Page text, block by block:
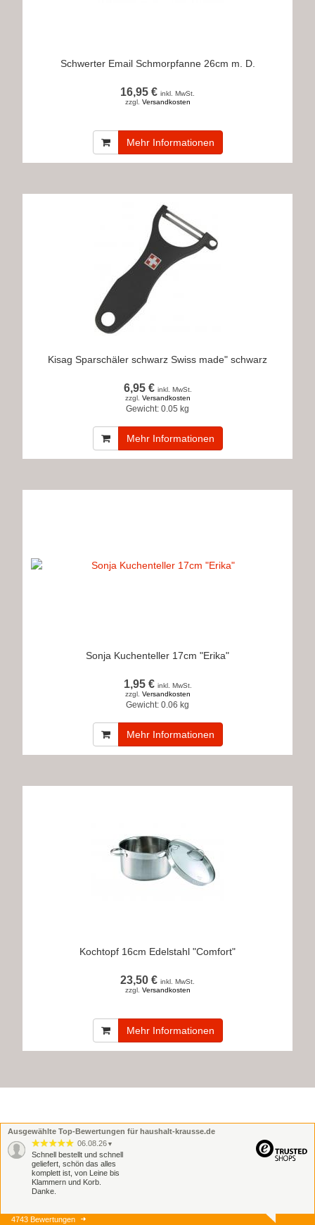
Schwerter Email Schmorpfanne 26cm m. D.
16,95 € inkl. MwSt.
zzgl. Versandkosten
Mehr Informationen
Kisag Sparschäler schwarz Swiss made" schwarz
6,95 € inkl. MwSt.
zzgl. Versandkosten
Gewicht: 0.05 kg
Mehr Informationen
Sonja Kuchenteller 17cm "Erika"
1,95 € inkl. MwSt.
zzgl. Versandkosten
Gewicht: 0.06 kg
Mehr Informationen
Kochtopf 16cm Edelstahl "Comfort"
23,50 € inkl. MwSt.
zzgl. Versandkosten
Mehr Informationen
Ausgewählte Top-Bewertungen für haushalt-krausse.de
06.08.26 ▼
Schnell bestellt und schnell
geliefert, schön das alles
komplett ist, von Leine bis
Klammern und Korb.
Danke.
06.08.26
4743 Bewertungen